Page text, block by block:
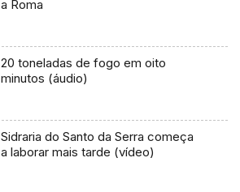
a Roma
20 toneladas de fogo em oito
minutos (áudio)
Sidraria do Santo da Serra começa
a laborar mais tarde (vídeo)